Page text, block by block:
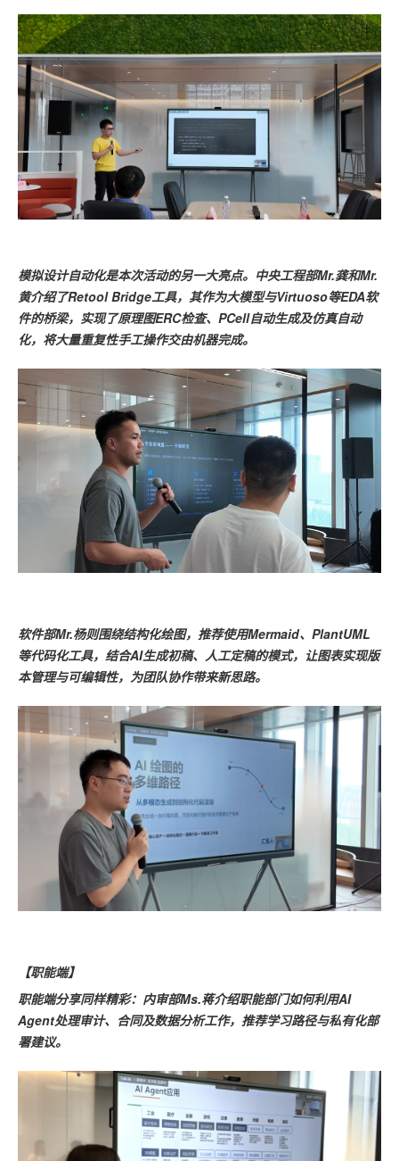
模拟设计自动化是本次活动的另一大亮点。中央工程部Mr.龚和Mr.
黄介绍了Retool Bridge工具，其作为大模型与Virtuoso等EDA软
件的桥梁，实现了原理图ERC检查、PCell自动生成及仿真自动
化，将大量重复性手工操作交由机器完成。
软件部Mr.杨则围绕结构化绘图，推荐使用Mermaid、PlantUML
等代码化工具，结合AI生成初稿、人工定稿的模式，让图表实现版
本管理与可编辑性，为团队协作带来新思路。
【职能端】
职能端分享同样精彩：内审部Ms.蒋介绍职能部门如何利用AI
Agent处理审计、合同及数据分析工作，推荐学习路径与私有化部
署建议。